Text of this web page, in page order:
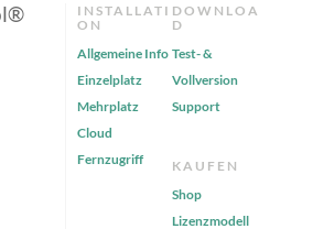
INSTALLATI
ON
Allgemeine Info
Einzelplatz
Mehrplatz
Cloud
Fernzugriff
DOWNLOA
D
Test- &
Vollversion
Support
KAUFEN
Shop
Lizenzmodell